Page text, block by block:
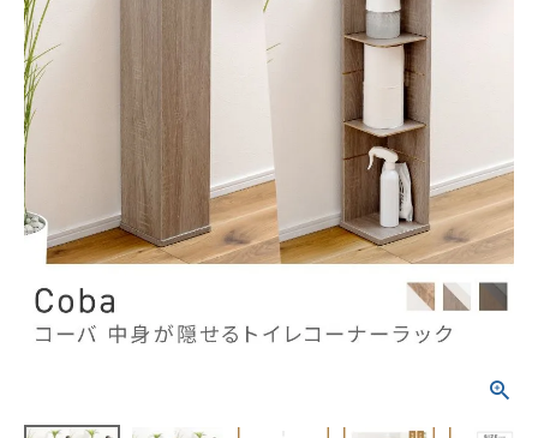
contact_support よくある質問
call 052-241-3103
schedule
ACCOUNT MENU
ようこそ ゲスト 様
meeting_room ログイン person 会員登録